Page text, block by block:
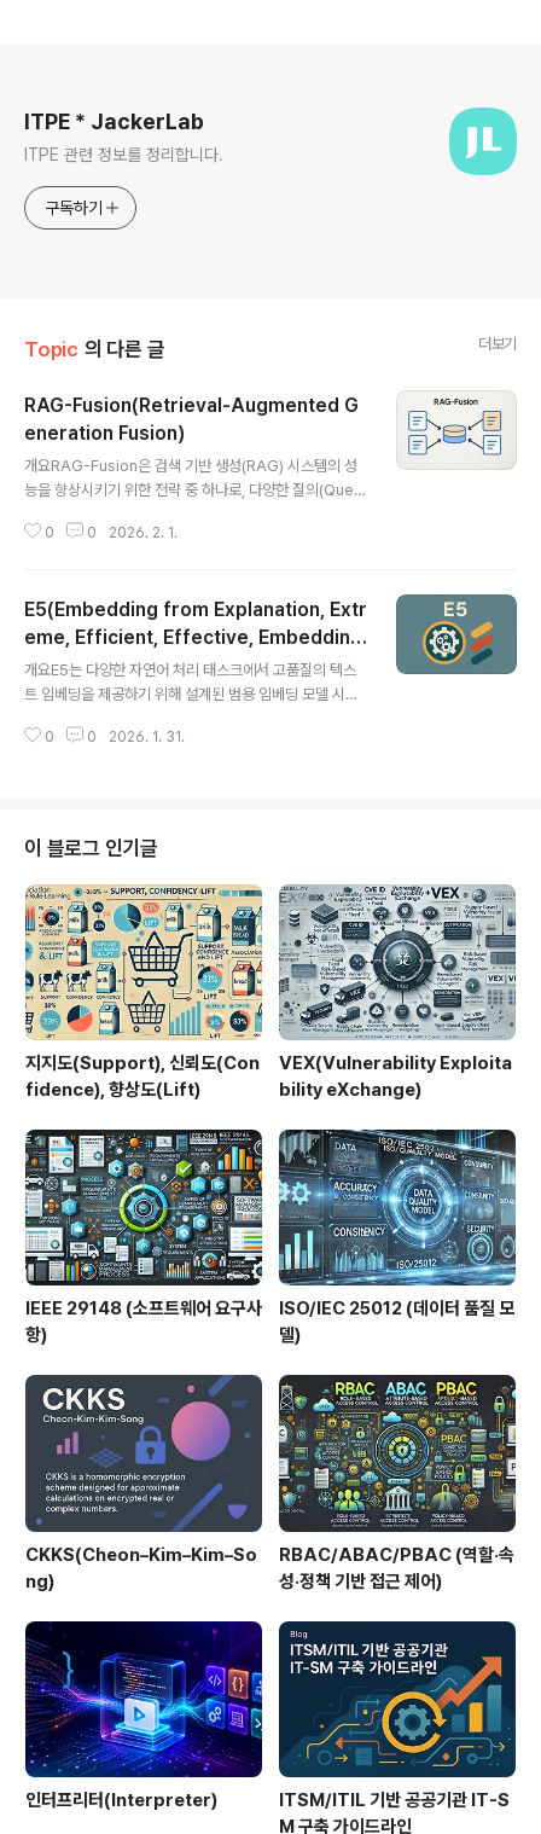
ITPE * JackerLab
ITPE 관련 정보를 정리합니다.
구독하기
Topic 의 다른 글 더보기
RAG-Fusion(Retrieval-Augmented G
eneration Fusion)
개요RAG-Fusion은 검색 기반 생성(RAG) 시스템의 성
능을 향상시키기 위한 전략 중 하나로, 다양한 질의(Quer
여 보다 정확하고 풍부한 문맥 정보를 생성 모델에 제공하
률과 응답 다양성이 크게 향상됩니다.1. 개념 및 정의 항목
설명 정의여러 형태의 질의에서 얻은 문서들을 결합하여 R
AG 시스템의 정답률을 높이는 검색 강화 기법목적문맥 검
색의 다양성과 정보 포괄성 증대필요성단일 질의로는 얻기
아닌 중복 제거, 중요도 기반 재정렬 등의 전처리도 포함함
0 0 2026. 2. 1.
E5(Embedding from Explanation, Extr
eme, Efficient, Effective, Embeddin
g)
개요E5는 다양한 자연어 처리 태스크에서 고품질의 텍스
트 임베딩을 제공하기 위해 설계된 범용 임베딩 모델 시리
(Retrieval-Augmented Generation) 등에 특화된 모
및 정의 항목 설명 정의프롬프트 기반 다태스크 학습을 통
해 다양한 태스크에 적합한 텍스트 임베딩 생성 모델목적
의미 기반 검색 및 NLP 응용을 위한 강력한 벡터 표현 제
공필요성sparse 방법(BM25) 대비 의미 중심 검색 정확
도 개선E5는 HuggingFace Trans..
0 0 2026. 1. 31.
이 블로그 인기글
지지도(Support), 신뢰도(Con
fidence), 향상도(Lift)
VEX(Vulnerability Exploita
bility eXchange)
IEEE 29148 (소프트웨어 요구사
항)
ISO/IEC 25012 (데이터 품질 모
델)
CKKS(Cheon–Kim–Kim–So
ng)
RBAC/ABAC/PBAC (역할·속
성·정책 기반 접근 제어)
인터프리터(Interpreter)
ITSM/ITIL 기반 공공기관 IT-S
M 구축 가이드라인